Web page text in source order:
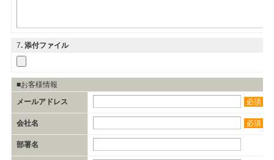
7. 添付ファイル
■お客様情報
メールアドレス
必須
会社名 必須
部署名